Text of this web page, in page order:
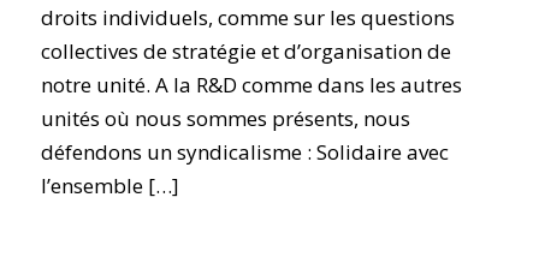
droits individuels, comme sur les questions
collectives de stratégie et d’organisation de
notre unité. A la R&D comme dans les autres
unités où nous sommes présents, nous
défendons un syndicalisme : Solidaire avec
l’ensemble […]